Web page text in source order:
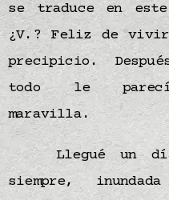
se traduce en este
¿V.? Feliz de
precipicio.
todo le
maravilla.
Llegué un
siempre,